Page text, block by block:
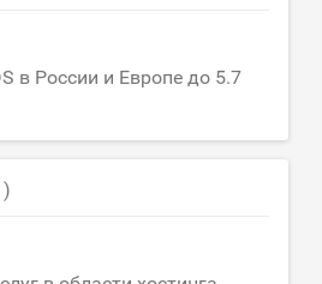
в России и Европе до 5.7